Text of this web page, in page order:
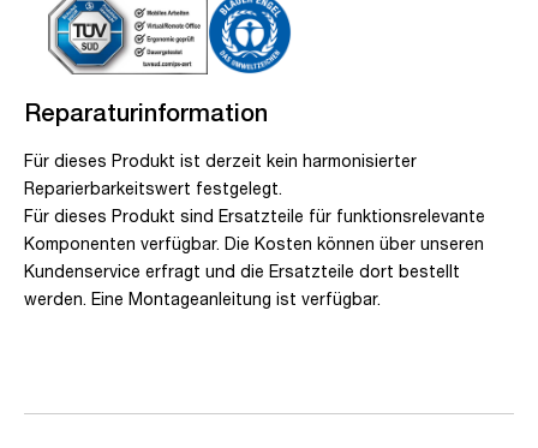
Reparaturinformation
Für dieses Produkt ist derzeit kein harmonisierter
Reparierbarkeitswert festgelegt.
Für dieses Produkt sind Ersatzteile für funktionsrelevante
Komponenten verfügbar. Die Kosten können über unseren
Kundenservice erfragt und die Ersatzteile dort bestellt
werden. Eine Montageanleitung ist verfügbar.